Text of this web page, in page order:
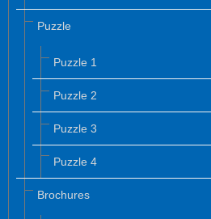
Puzzle
Puzzle 1
Puzzle 2
Puzzle 3
Puzzle 4
Brochures